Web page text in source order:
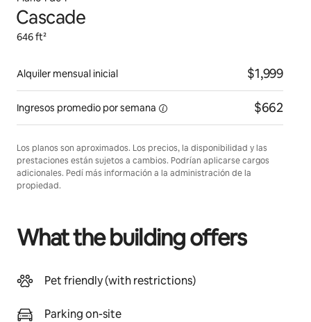
Cascade
646 ft²
Alquiler mensual inicial $1,999
Ingresos promedio porsemana $662
Los planos son aproximados. Los precios, la disponibilidad y las
prestaciones están sujetos a cambios. Podrían aplicarse cargos
adicionales. Pedí más información a la administración de la
propiedad.
What the building offers
Pet friendly (with restrictions)
Parking on-site